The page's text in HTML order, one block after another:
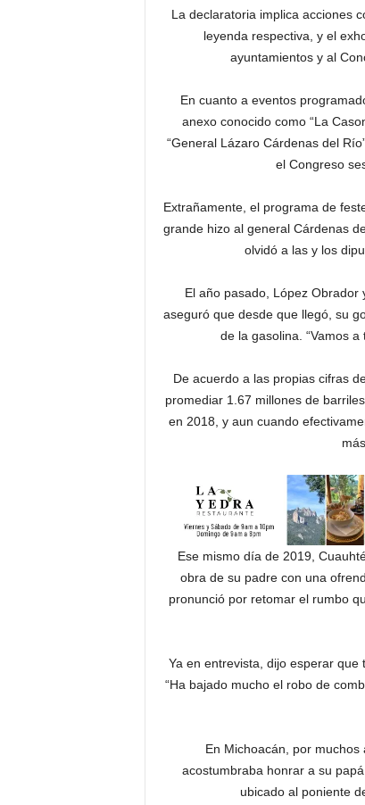
La declaratoria implica acciones
leyenda respectiva, y el
ayuntamientos y al
En cuanto a eventos
anexo conocido como “La
“General Lázaro Cárdenas del
el Congreso
Extrañamente, el programa de
grande hizo al general Cárdenas
olvidó a las y los
El año pasado, López Obrador
aseguró que desde que llegó, su
de la gasolina. “Vamos
De acuerdo a las propias cifras
promediar 1.67 millones de
en 2018, y aun cuando
Ese mismo día de 2019,
obra de su padre con una
pronunció por retomar el rumbo
Ya en entrevista, dijo esperar
“Ha bajado mucho el robo de
En Michoacán, por
acostumbraba honrar a su
ubicado al poniente